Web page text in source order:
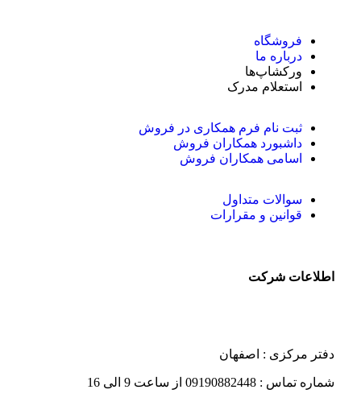
فروشگاه
درباره ما
ورکشاپ‌ها
استعلام مدرک
ثبت نام فرم همکاری در فروش
داشبورد همکاران فروش
اسامی همکاران فروش
سوالات متداول
قوانین و مقرارات
اطلاعات شرکت
دفتر مرکزی : اصفهان
شماره تماس : 09190882448 از ساعت 9 الی 16